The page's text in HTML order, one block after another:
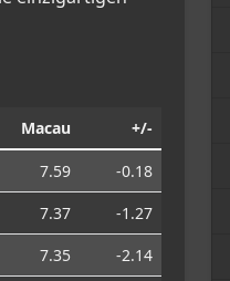
Macau +/-
7.59
-0.18
7.37
-1.27
7.35
-2.14